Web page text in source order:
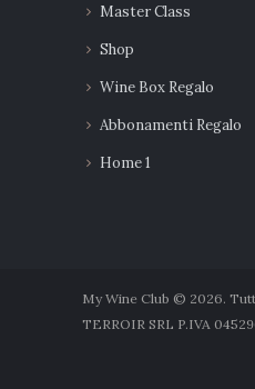
Master Class
Shop
Wine Box Regalo
Abbonamenti Regalo
Home 1
My Wine Club © 2026.
TERROIR SRL P.IVA